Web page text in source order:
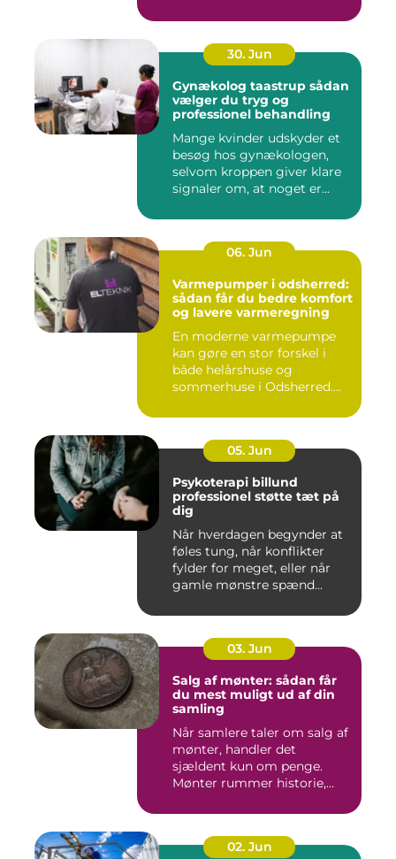
30. Jun
Gynækolog taastrup sådan
vælger du tryg og
professionel behandling
Mange kvinder udskyder et
besøg hos gynækologen,
selvom kroppen giver klare
signaler om, at noget er...
06. Jun
Varmepumper i odsherred:
sådan får du bedre komfort
og lavere varmeregning
En moderne varmepumpe
kan gøre en stor forskel i
både helårshuse og
sommerhuse i Odsherred.
05. Jun
Psykoterapi billund
professionel støtte tæt på
dig
Når hverdagen begynder at
føles tung, når konflikter
fylder for meget, eller når
gamle mønstre spænd...
03. Jun
Salg af mønter: sådan får
du mest muligt ud af din
samling
Når samlere taler om salg af
mønter, handler det
sjældent kun om penge.
Mønter rummer historie,
02. Jun